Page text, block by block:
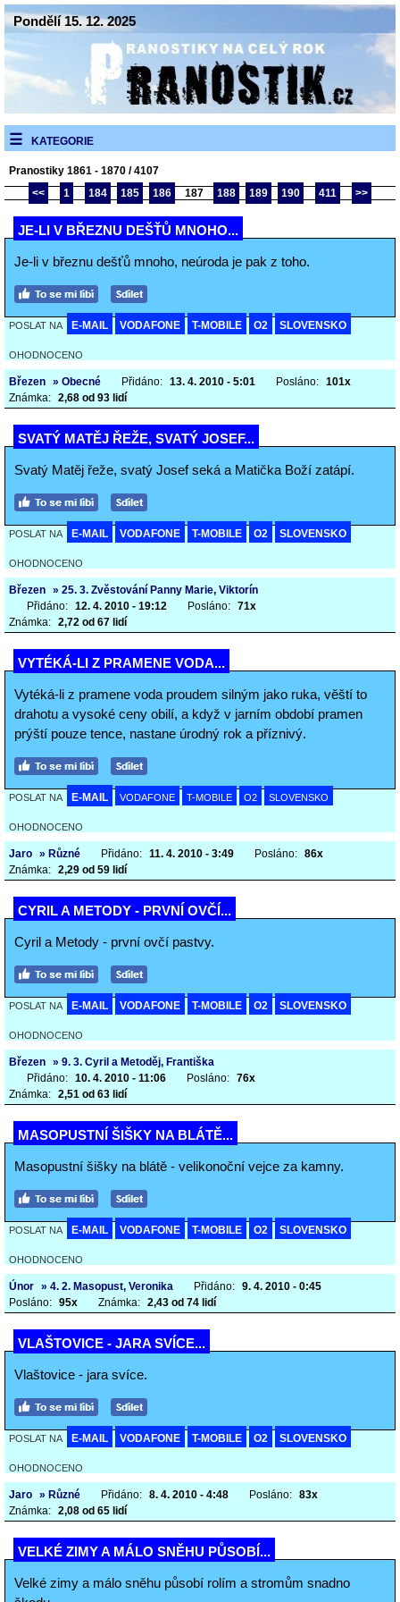
Pondělí 15. 12. 2025
KATEGORIE
Pranostiky 1861 - 1870 / 4107
<<
1 184 185 186 187 188 189 190 411 >>
JE-LI V BŘEZNU DEŠŤŮ MNOHO...
Je-li v březnu dešťů mnoho, neúroda je pak z toho.
POSLAT NA E-MAIL VODAFONE T-MOBILE O2 SLOVENSKO
OHODNOCENO
Březen » Obecné Přidáno: 13. 4. 2010 - 5:01 Posláno: 101x
Známka: 2,68 od 93 lidí
SVATÝ MATĚJ ŘEŽE, SVATÝ JOSEF...
Svatý Matěj řeže, svatý Josef seká a Matička Boží zatápí.
POSLAT NA E-MAIL VODAFONE T-MOBILE O2 SLOVENSKO
OHODNOCENO
Březen » 25. 3. Zvěstování Panny Marie, Viktorín
Přidáno: 12. 4. 2010 - 19:12 Posláno: 71x
Známka: 2,72 od 67 lidí
VYTÉKÁ-LI Z PRAMENE VODA...
Vytéká-li z pramene voda proudem silným jako ruka, věští to
drahotu a vysoké ceny obilí, a když v jarním období pramen
prýští pouze tence, nastane úrodný rok a příznivý.
POSLAT NA E-MAIL VODAFONE T-MOBILE O2 SLOVENSKO
OHODNOCENO
Jaro » Různé Přidáno: 11. 4. 2010 - 3:49 Posláno: 86x
Známka: 2,29 od 59 lidí
CYRIL A METODY - PRVNÍ OVČÍ...
Cyril a Metody - první ovčí pastvy.
POSLAT NA E-MAIL VODAFONE T-MOBILE O2 SLOVENSKO
OHODNOCENO
Březen » 9. 3. Cyril a Metoděj, Františka
Přidáno: 10. 4. 2010 - 11:06 Posláno: 76x
Známka: 2,51 od 63 lidí
MASOPUSTNÍ ŠIŠKY NA BLÁTĚ...
Masopustní šišky na blátě - velikonoční vejce za kamny.
POSLAT NA E-MAIL VODAFONE T-MOBILE O2 SLOVENSKO
OHODNOCENO
Únor » 4. 2. Masopust, Veronika Přidáno: 9. 4. 2010 - 0:45
Posláno: 95x Známka: 2,43 od 74 lidí
VLAŠTOVICE - JARA SVÍCE...
Vlaštovice - jara svíce.
POSLAT NA E-MAIL VODAFONE T-MOBILE O2 SLOVENSKO
OHODNOCENO
Jaro » Různé Přidáno: 8. 4. 2010 - 4:48 Posláno: 83x
Známka: 2,08 od 65 lidí
VELKÉ ZIMY A MÁLO SNĚHU PŮSOBÍ...
Velké zimy a málo sněhu působí rolím a stromům snadno